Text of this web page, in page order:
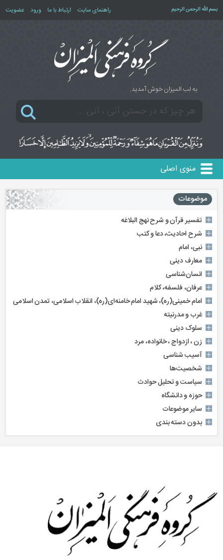
بسم الله الرحمن الرحیم راهنمای سایت ارتباط با ما ورود عضویت
به لب المیزان خوش آمدید.
منوی اصلی
موضوعات
تفسیر قرآن و شرح نهج البلاغه
شرح احادیث، دعا و کتب
نبی، امام
معارف دینی
انسان‌شناسی
عرفان، فلسفه، کلام
امام خمینی(ره)، شهید امام خامنه‌ای(ره)، انقلاب اسلامی، تمدن اسلامی
غرب‌ و مدرنیته
سلوک دینی
زن ، ازدواج ، خانواده، مرد
آسیب شناسی
شخصیت‌ها
سیاست و تحلیل حوادث
حوزه و دانشگاه
سایر موضوعات
بدون دسته بندی